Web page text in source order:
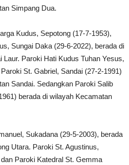
Simpang Dua.
Kudus, Sepotong (17-7-1953),
Sungai Daka (29-6-2022), berada di
Paroki Hati Kudus Tuhan Yesus,
St. Gabriel, Sandai (27-2-1991)
Sandai. Sedangkan Paroki Salib
berada di wilayah Kecamatan
Sukadana (29-5-2003), berada
Utara. Paroki St. Agustinus,
Paroki Katedral St. Gemma